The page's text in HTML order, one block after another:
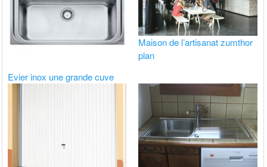
Evier inox une grande cuve
Maison de l’artisanat zumthor
plan